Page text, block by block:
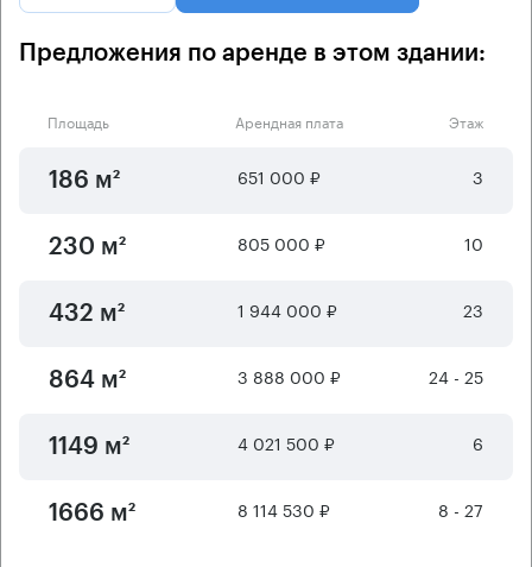
Предложения по аренде в этом здании:
Площадь Арендная плата Этаж
186 м² 651 000 ₽ 3
230 м² 805 000 ₽ 10
432 м² 1 944 000 ₽ 23
864 м² 3 888 000 ₽ 24 - 25
1149 м² 4 021 500 ₽ 6
1666 м² 8 114 530 ₽ 8 - 27